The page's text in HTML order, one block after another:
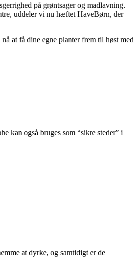
på grøntsager og madlavning.
uddeler vi nu hæftet HaveBørn, der
at få dine egne planter frem til høst med
kan også bruges som “sikre steder” i
at dyrke, og samtidigt er de